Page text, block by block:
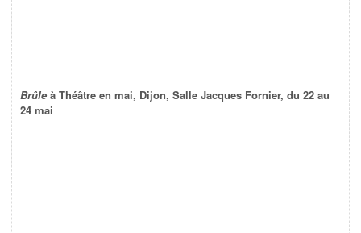
Brûle à Théâtre en mai, Dijon, Salle Jacques Fornier, du 22 au
24 mai